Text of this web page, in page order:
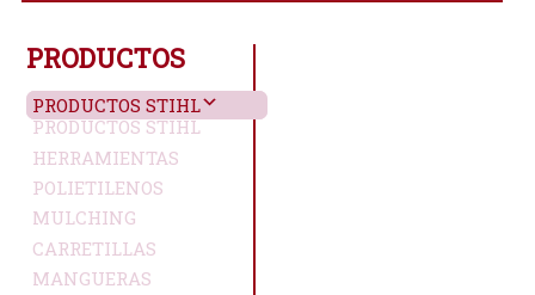
PRODUCTOS STIHL
PRODUCTOS
PRODUCTOS STIHL
HERRAMIENTAS
POLIETILENOS
MULCHING
CARRETILLAS
MANGUERAS